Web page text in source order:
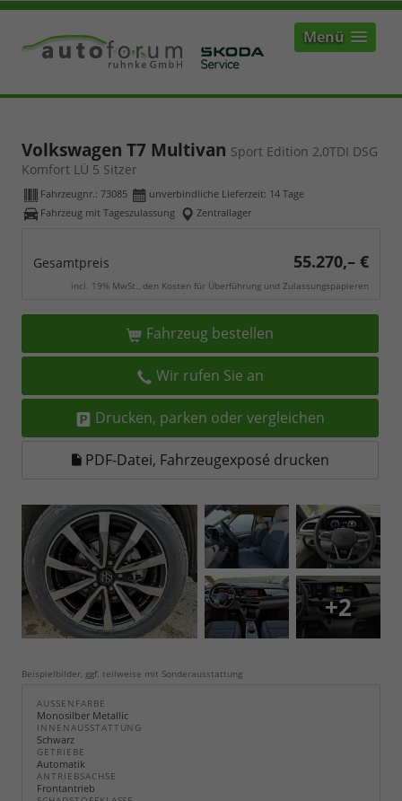
Menü
Volkswagen T7 Multivan Sport Edition 2,0TDI DSG
Komfort LÜ 5 Sitzer
Fahrzeugnr.: 73085 unverbindliche Lieferzeit: 14 Tage
Fahrzeug mit Tageszulassung
Zentrallager
Gesamtpreis 55.270,– €
incl. 19% MwSt., den Kosten für Überführung und Zulassungspapieren
Fahrzeug bestellen
Wir rufen Sie an
Drucken, parken oder vergleichen
PDF-Datei, Fahrzeugexposé drucken
+2
Beispielbilder, ggf. teilweise mit Sonderausstattung
AUSSENFARBE
Monosilber Metallic
INNENAUSSTATTUNG
Schwarz
GETRIEBE
Automatik
ANTRIEBSACHSE
Frontantrieb